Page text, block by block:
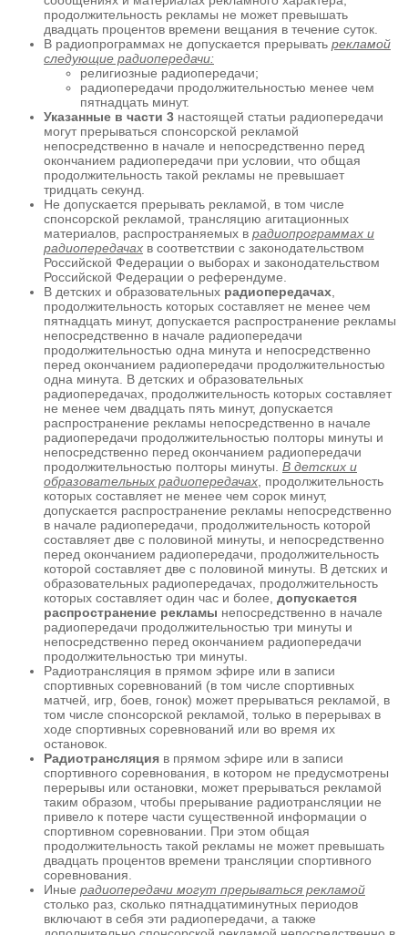
продолжительность рекламы не может превышать
двадцать процентов времени вещания в течение суток.
В радиопрограммах не допускается прерывать рекламой
следующие радиопередачи:
религиозные радиопередачи;
радиопередачи продолжительностью менее чем
пятнадцать минут.
Указанные в части 3 настоящей статьи радиопередачи
могут прерываться спонсорской рекламой
непосредственно в начале и непосредственно перед
окончанием радиопередачи при условии, что общая
продолжительность такой рекламы не превышает
тридцать секунд.
Не допускается прерывать рекламой, в том числе
спонсорской рекламой, трансляцию агитационных
материалов, распространяемых в радиопрограммах и
радиопередачах в соответствии с законодательством
Российской Федерации о выборах и законодательством
Российской Федерации о референдуме.
В детских и образовательных радиопередачах
продолжительность которых составляет не менее чем
пятнадцать минут, допускается распространение рекламы
непосредственно в начале радиопередачи
продолжительностью одна минута и непосредственно
перед окончанием радиопередачи продолжительностью
одна минута. В детских и образовательных
радиопередачах, продолжительность которых составляет
не менее чем двадцать пять минут, допускается
распространение рекламы непосредственно в начале
радиопередачи продолжительностью полторы минуты и
непосредственно перед окончанием радиопередачи
продолжительностью полторы минуты. В детских и
образовательных радиопередачах , продолжительность
которых составляет не менее чем сорок минут,
допускается распространение рекламы непосредственно
в начале радиопередачи, продолжительность которой
составляет две с половиной минуты, и непосредственно
перед окончанием радиопередачи, продолжительность
которой составляет две с половиной минуты. В детских и
образовательных радиопередачах, продолжительность
которых составляет один час и более, допускается
распространение рекламы непосредственно в начале
радиопередачи продолжительностью три минуты и
непосредственно перед окончанием радиопередачи
продолжительностью три минуты.
Радиотрансляция в прямом эфире или в записи
спортивных соревнований (в том числе спортивных
матчей, игр, боев, гонок) может прерываться рекламой, в
том числе спонсорской рекламой, только в перерывах в
ходе спортивных соревнований или во время их
остановок.
Радиотрансляция в прямом эфире или в записи
спортивного соревнования, в котором не предусмотрены
перерывы или остановки, может прерываться рекламой
таким образом, чтобы прерывание радиотрансляции не
привело к потере части существенной информации о
спортивном соревновании. При этом общая
продолжительность такой рекламы не может превышать
двадцать процентов времени трансляции спортивного
соревнования.
Иные радиопередачи могут прерываться рекламой
столько раз, сколько пятнадцатиминутных периодов
включают в себя эти радиопередачи, а также